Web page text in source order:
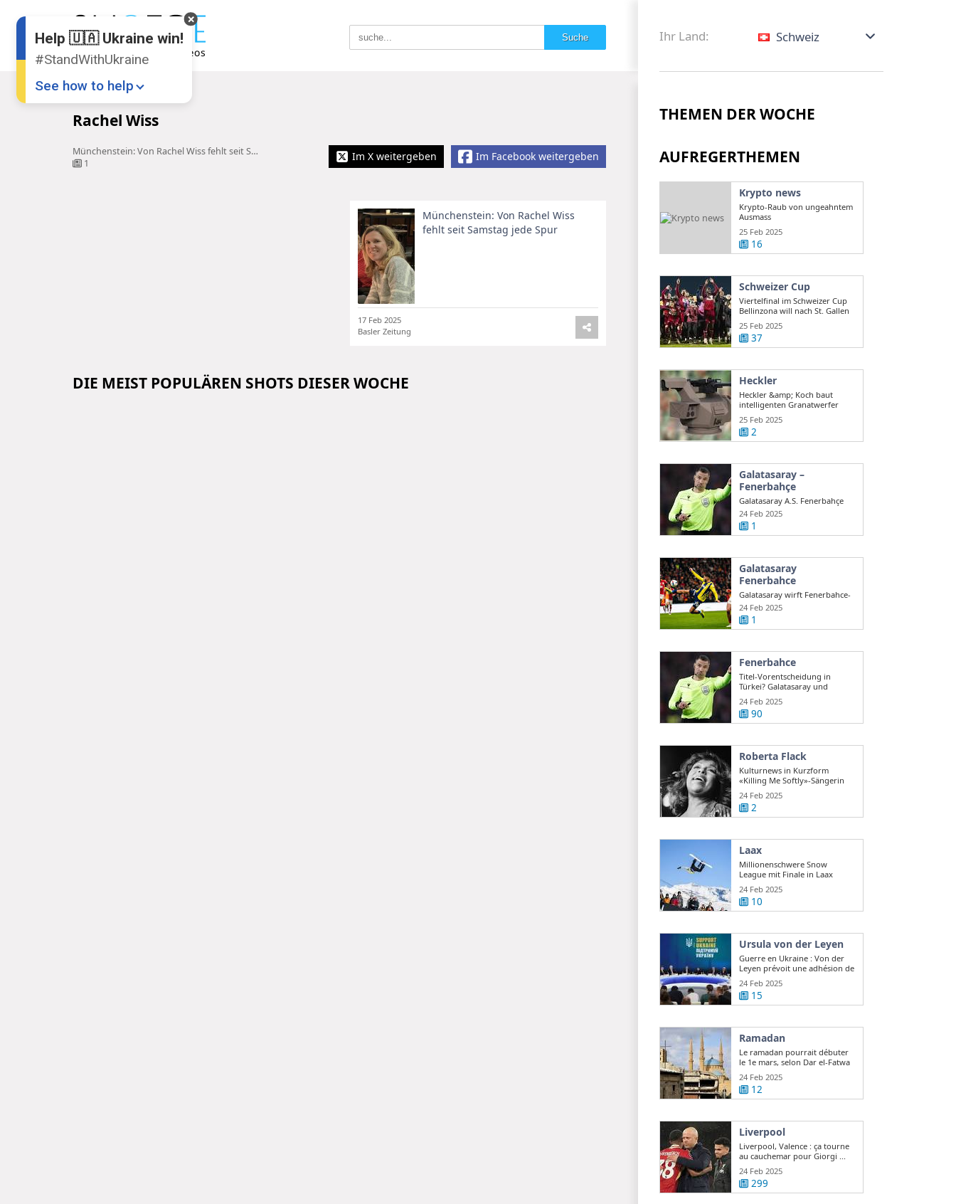
Ihr Land: Schweiz
Rachel Wiss
Münchenstein: Von Rachel Wiss fehlt seit Samstag jede Spur
1
Im Facebook weitergeben
Im X weitergeben
Münchenstein: Von Rachel Wiss
fehlt seit Samstag jede Spur
17 Feb 2025
Basler Zeitung
DIE MEIST POPULÄREN SHOTS DIESER WOCHE
THEMEN DER WOCHE
AUFREGERTHEMEN
Krypto news
Krypto-Raub von ungeahntem
Ausmass
25 Feb 2025
16
Schweizer Cup
Viertelfinal im Schweizer Cup
Bellinzona will nach St. Gallen
auch ...
25 Feb 2025
37
Heckler
Heckler &amp; Koch baut
intelligenten Granatwerfer
gegen Drohnen
25 Feb 2025
2
Galatasaray –
Fenerbahçe
Galatasaray A.S. Fenerbahçe
A.S. en direct Süper Lig turque
...
24 Feb 2025
1
Galatasaray
Fenerbahce
Galatasaray wirft Fenerbahce-
Coach Mourinho Rassismus
vor
24 Feb 2025
1
Fenerbahce
Titel-Vorentscheidung in
Türkei? Galatasaray und
Fenerbahce ...
24 Feb 2025
90
Roberta Flack
Kulturnews in Kurzform
«Killing Me Softly»-Sängerin
Roberta Flack ...
24 Feb 2025
2
Laax
Millionenschwere Snow
League mit Finale in Laax
24 Feb 2025
10
Ursula von der Leyen
Guerre en Ukraine : Von der
Leyen prévoit une adhésion de
l ...
24 Feb 2025
15
Ramadan
Le ramadan pourrait débuter
le 1e mars, selon Dar el-Fatwa
24 Feb 2025
12
Liverpool
Liverpool, Valence : ça tourne
au cauchemar pour Giorgi ...
24 Feb 2025
299
Help 🇺🇦 Ukraine win!
#StandWithUkraine
See how to help